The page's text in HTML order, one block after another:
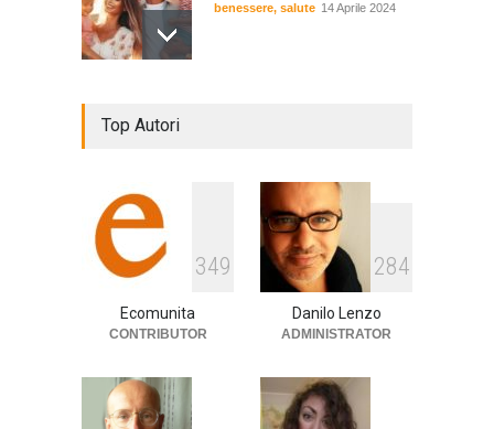
benessere, salute 14 Aprile 2024
E tu hai paura del buio?
cultura società 1 Aprile 2024
Top Autori
349
Ecomunita
CONTRIBUTOR
284
Danilo Lenzo
ADMINISTRATOR